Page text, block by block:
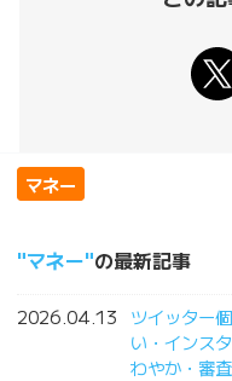
マネー
マネー の最新記事
2026.04.13
ツイッター
い・インス
わやか・審査